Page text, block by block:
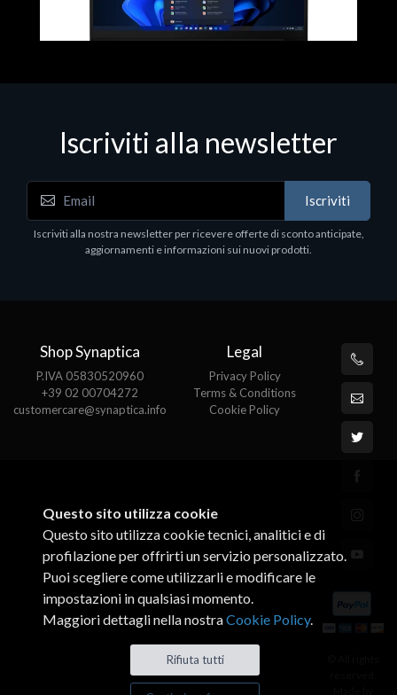
16GB 512 W11H 15
DELL Latitude 7640,
1920 x 1200 pixels,
Pro
Iscriviti alla newsletter
Iscriviti
Iscriviti alla nostra newsletter per ricevere offerte di sconto anticipate,
aggiornamenti e informazioni sui nuovi prodotti.
Shop Synaptica
P.IVA 05830520960
+39 02 00704272
customercare@synaptica.info
Legal
Privacy Policy
Terms & Conditions
Cookie Policy
Questo sito utilizza cookie
Questo sito utilizza cookie tecnici, analitici e di
profilazione per offrirti un servizio personalizzato.
Puoi scegliere come utilizzarli e modificare le
impostazioni in qualsiasi momento.
Maggiori dettagli nella nostraCookie Policy.
Rifiuta tutti